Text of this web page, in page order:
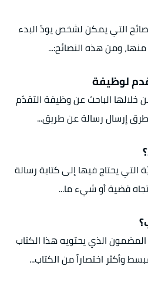
التي يمكن لشخص يودّ البدء
منها، ومن هذه النصائح:...
لوظيفة
خلالها الباحث عن وظيفة التقدّم
إرسال رسالة عن طريق...
التي يحتاج فيها إلى كتابة رسالة
قضية أو شيء ما...
الذي يحتويه هذا الكتاب
وأكثر اختصاراً من الكتاب...